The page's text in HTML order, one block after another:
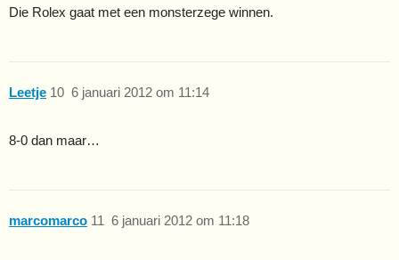
Die Rolex gaat met een monsterzege winnen.
Leetje 6 januari 2012 om 11:14
10
8-0 dan maar…
marcomarco 6 januari 2012 om 11:18
11